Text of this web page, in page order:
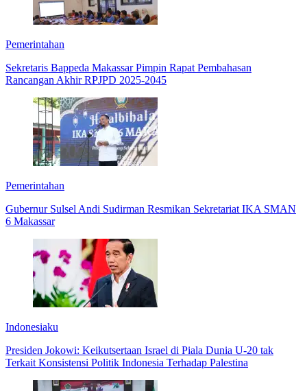
Pemerintahan
Sekretaris Bappeda Makassar Pimpin Rapat Pembahasan
Rancangan Akhir RPJPD 2025-2045
Pemerintahan
Gubernur Sulsel Andi Sudirman Resmikan Sekretariat IKA SMAN
6 Makassar
Indonesiaku
Presiden Jokowi: Keikutsertaan Israel di Piala Dunia U-20 tak
Terkait Konsistensi Politik Indonesia Terhadap Palestina